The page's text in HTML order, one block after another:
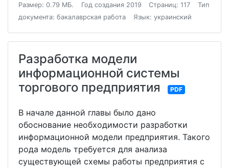
Размер: 0.79 МБ. Год создания 2019 Страниц: 117
Тип
документа: бакалаврская работа
Язык: украинский
Разработка модели
информационной системы
торгового предприятия
PDF
В начале данной главы было дано
обоснование необходимости разработки
информационной модели предприятия. Такого
рода модель требуется для анализа
существующей схемы работы предприятия с